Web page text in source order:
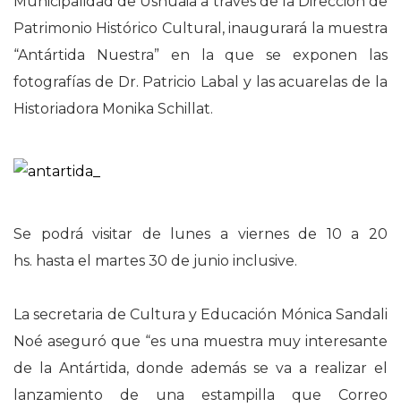
Patrimonio Histórico Cultural, inaugurará la muestra
“Antártida Nuestra” en la que se exponen las
fotografías de Dr. Patricio Labal y las acuarelas de la
Historiadora Monika Schillat.
Se podrá visitar de lunes a viernes de 10 a 20
hs. hasta el martes 30 de junio inclusive.
La secretaria de Cultura y Educación Mónica Sandali
Noé aseguró que “es una muestra muy interesante
de la Antártida, donde además se va a realizar el
lanzamiento de una estampilla que Correo